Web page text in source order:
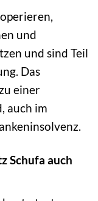
und
und sind Teil
Das
einer
auch im
Schufa auch